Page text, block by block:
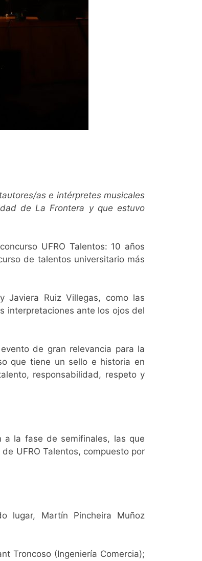
as e intérpretes musicales
de La Frontera y que estuvo
UFRO Talentos: 10 años
de talentos universitario más
Javiera Ruiz Villegas, como las
interpretaciones ante los ojos del
de gran relevancia para la
que tiene un sello e historia en
responsabilidad, respeto y
a la fase de semifinales, las que
UFRO Talentos, compuesto por
lugar, Martín Pincheira Muñoz
Troncoso (Ingeniería Comercia);